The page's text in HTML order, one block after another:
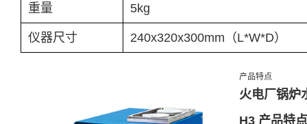
重量 5kg
仪器尺寸 240x320x300mm （L*W*D）
产品特点
火电厂锅炉
H3 产品特